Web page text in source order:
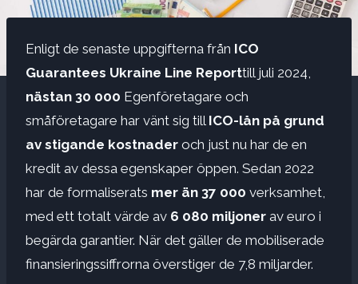
Enligt de senaste uppgifterna från ICO
Guarantees Ukraine Line Reporttill juli 2024,
nästan 30 000 Egenföretagare och
småföretagare har vänt sig till ICO-lån på grund
av stigande kostnader och just nu har de en
kredit av dessa egenskaper öppen. Sedan 2022
har de formaliserats mer än 37 000 verksamhet,
med ett totalt värde av 6 080 miljoner av euro i
begärda garantier. När det gäller de mobiliserade
finansieringssiffrorna överstiger de 7,8 miljarder.